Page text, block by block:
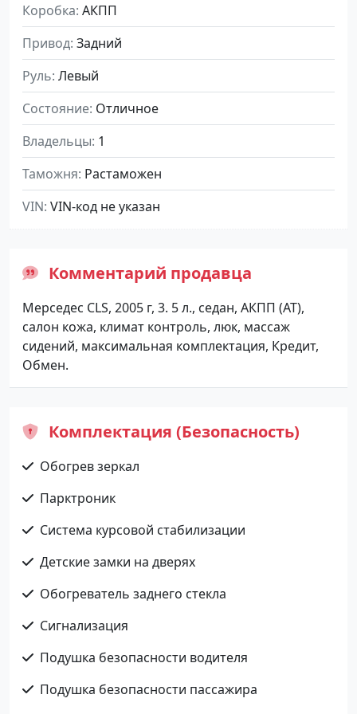
Коробка АКПП
Привод Задний
Руль Левый
Состояние Отличное
Владельцы 1
Таможня Растаможен
VIN VIN-код не указан
Комментарий продавца
Мерседес CLS, 2005 г, 3. 5 л., седан, АКПП (АТ),
салон кожа, климат контроль, люк, массаж
сидений, максимальная комплектация, Кредит,
Обмен.
Комплектация (Безопасность)
Обогрев зеркал
Парктроник
Система курсовой стабилизации
Детские замки на дверях
Обогреватель заднего стекла
Сигнализация
Подушка безопасности водителя
Подушка безопасности пассажира